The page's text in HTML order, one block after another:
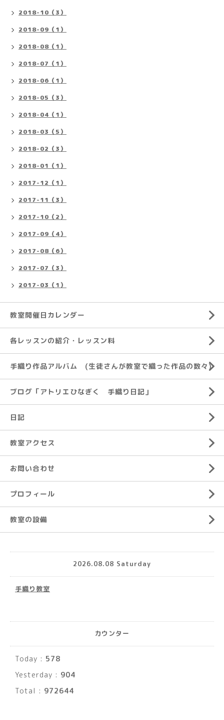
2018-10（3）
2018-09（1）
2018-08（1）
2018-07（1）
2018-06（1）
2018-05（3）
2018-04（1）
2018-03（5）
2018-02（3）
2018-01（1）
2017-12（1）
2017-11（3）
2017-10（2）
2017-09（4）
2017-08（6）
2017-07（3）
2017-03（1）
教室開催日カレンダー
各レッスンの紹介・レッスン料
手織り作品アルバム (生徒さんが教室で織った作品の数々)
ブログ「アトリエひなぎく 手織り日記」
日記
教室アクセス
お問い合わせ
プロフィール
教室の設備
2026.08.08 Saturday
手織り教室
カウンター
Today : 578
Yesterday : 904
Total : 972644